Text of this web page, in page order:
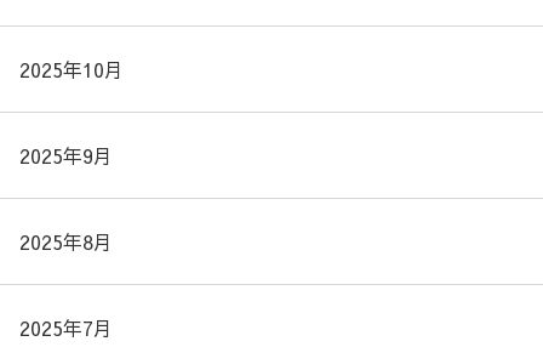
2025年10月
2025年9月
2025年8月
2025年7月